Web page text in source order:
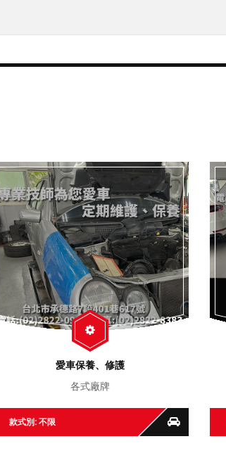
愛車保養、修護
各式廠牌
款式別: 不限